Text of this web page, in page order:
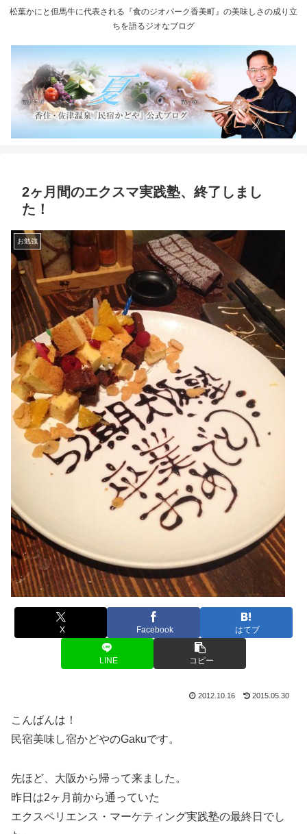
松葉かにと但馬牛に代表される『食のジオパーク香美町』の美味しさの成り立
ちを語るジオなブログ
2ヶ月間のエクスマ実践塾、終了しまし
た！
お勉強
X Facebook はてブ
LINE コピー
2012.10.16 2015.05.30
こんばんは！
民宿美味し宿かどやのGakuです。
先ほど、大阪から帰って来ました。
昨日は2ヶ月前から通っていた
エクスペリエンス・マーケティング実践塾の最終日でし